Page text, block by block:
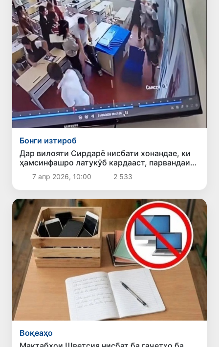
Бонги изтироб
Дар вилояти Сирдарё нисбати хонандае, ки
ҳамсинфашро латукӯб кардааст, парвандаи
ҷиноятӣ боз шуд
7 апр 2026, 10:00 2 533
Воқеаҳо